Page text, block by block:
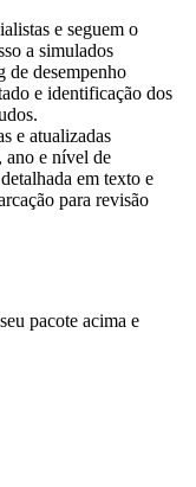
e seguem o
a simulados
de desempenho
e identificação dos
e atualizadas
ano e nível de
em texto e
para revisão
pacote acima e